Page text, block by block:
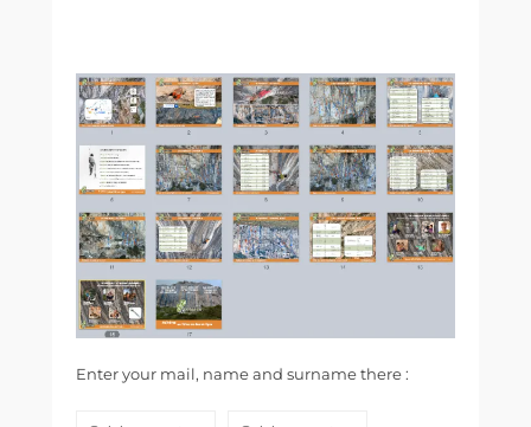
Enter your mail, name and surname there :